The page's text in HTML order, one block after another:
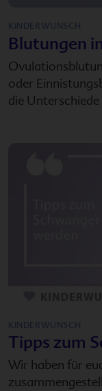
KINDERWUNSCH
Blutungen
oder
die
KINDERWUNSCH
Tipps zum
Wir haben für